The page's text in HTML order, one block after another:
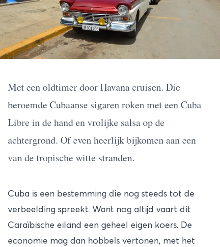
Met een oldtimer door Havana cruisen. Die
beroemde Cubaanse sigaren roken met een Cuba
Libre in de hand en vrolijke salsa op de
achtergrond. Of even heerlijk bijkomen aan een
van de tropische witte stranden.
Cuba is een bestemming die nog steeds tot de
verbeelding spreekt. Want nog altijd vaart dit
Caraïbische eiland een geheel eigen koers. De
economie mag dan hobbels vertonen, met het